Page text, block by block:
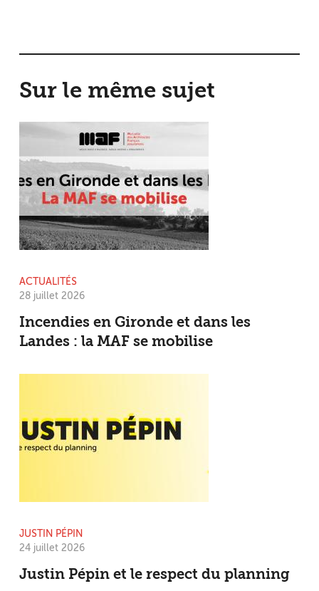
Sur le même sujet
ACTUALITÉS
28 juillet 2026
Incendies en Gironde et dans les
Landes : la MAF se mobilise
JUSTIN PÉPIN
24 juillet 2026
Justin Pépin et le respect du planning